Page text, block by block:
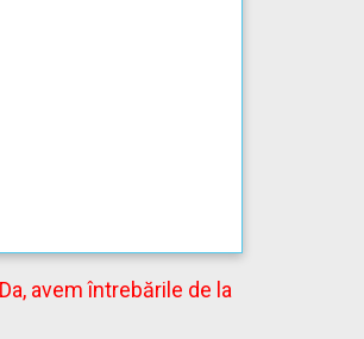
Da, avem întrebările de la